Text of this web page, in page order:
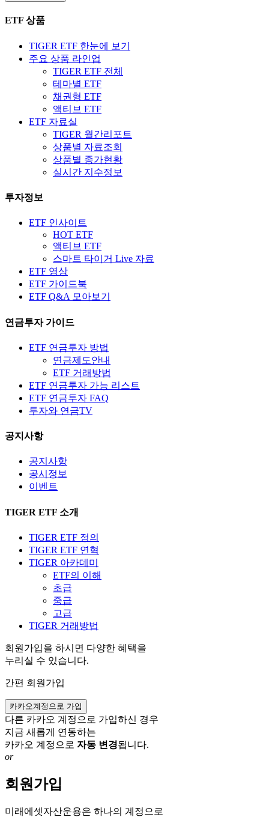
ETF 상품
TIGER ETF 한눈에 보기
주요 상품 라인업
TIGER ETF 전체
테마별 ETF
채권형 ETF
액티브 ETF
ETF 자료실
TIGER 월간리포트
상품별 자료조회
상품별 종가현황
실시간 지수정보
투자정보
ETF 인사이트
HOT ETF
액티브 ETF
스마트 타이거 Live 자료
ETF 영상
ETF 가이드북
ETF Q&A 모아보기
연금투자 가이드
ETF 연금투자 방법
연금제도안내
ETF 거래방법
ETF 연금투자 가능 리스트
ETF 연금투자 FAQ
투자와 연금TV
공지사항
공지사항
공시정보
이벤트
TIGER ETF 소개
TIGER ETF 정의
TIGER ETF 연혁
TIGER 아카데미
ETF의 이해
초급
중급
고급
TIGER 거래방법
회원가입을 하시면 다양한 혜택을
누리실 수 있습니다.
간편 회원가입
카카오계정으로 가입
다른 카카오 계정으로 가입하신 경우
지금 새롭게 연동하는
카카오 계정으로 자동 변경됩니다.
or
회원가입
미래에셋자산운용은 하나의 계정으로